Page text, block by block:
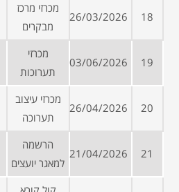
18
26/03/2026
מכרזי מרכז
מבקרים
19
03/06/2026
מכרזי
תערוכות
20
26/04/2026
מכרזי עיצוב
תערוכה
21
21/04/2026
הרשמה
למאגר יועצים